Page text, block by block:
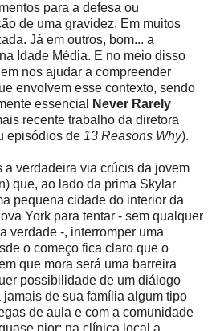
para a defesa ou
de uma gravidez. Em muitos
Já em outros, bom... a
Idade Média. E no meio disso
nos ajudar a compreender
envolvem esse contexto, sendo
essencial
Never Rarely
recente trabalho da diretora
episódios de 13 Reasons Why).
a verdadeira via crúcis da jovem
que, ao lado da prima Skylar
pequena cidade do interior da
York para tentar - sem qualquer
verdade -, interromper uma
o começo fica claro que o
que mora será uma barreira
possibilidade de um diálogo
de sua família algum tipo
de aula e com a comunidade